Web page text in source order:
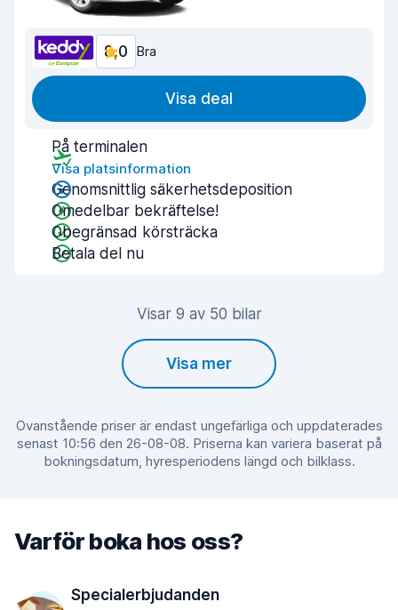
8,0 Bra
Visa deal
På terminalen
Visa platsinformation
Genomsnittlig säkerhetsdeposition
Omedelbar bekräftelse!
Obegränsad körsträcka
Betala del nu
Visar 9 av 50 bilar
Visa mer
Ovanstående priser är endast ungefärliga och uppdaterades
senast 10:56 den 26-08-08. Priserna kan variera baserat på
bokningsdatum, hyresperiodens längd och bilklass.
Varför boka hos oss?
Specialerbjudanden